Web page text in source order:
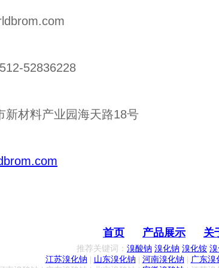
52836228
新材料产业园海天路18号
首页 产品展示 关
推荐关键词： 溴酸钠 溴化钠 溴化铵
江苏溴化钠
山东溴化钠 河南溴化钠 广东溴